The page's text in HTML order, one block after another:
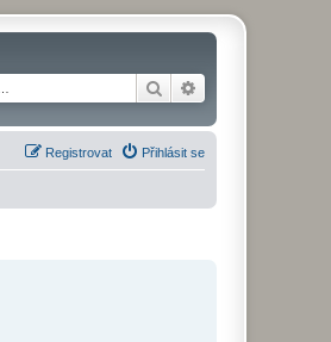
Hledat
Přihlásit se
Registrovat